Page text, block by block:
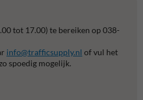
tot 17.00) te bereiken op 038-
info@trafficsupply.nl of vul het
spoedig mogelijk.